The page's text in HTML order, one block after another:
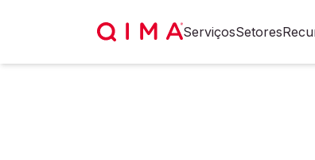
ServiçosSetores